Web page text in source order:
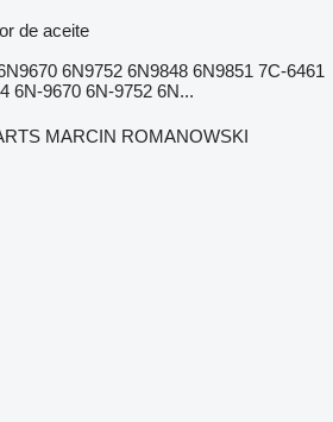
de aceite
6N9752 6N9848 6N9851 7C-6461
6N-9670 6N-9752 6N...
MARCIN ROMANOWSKI